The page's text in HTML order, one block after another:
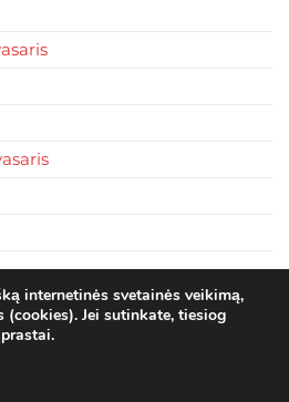
product
internetinės svetainės veikimą,
Jei sutinkate, tiesiog